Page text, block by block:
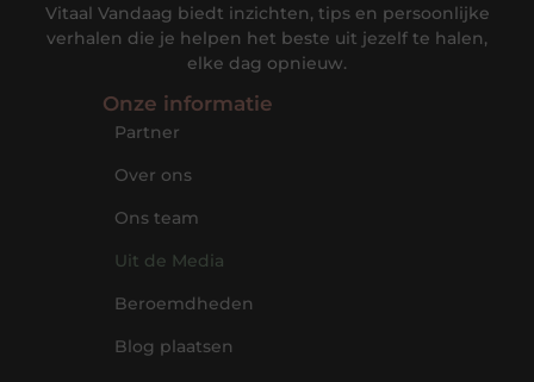
Vitaal Vandaag biedt inzichten, tips en persoonlijke
verhalen die je helpen het beste uit jezelf te halen,
elke dag opnieuw.
Onze informatie
Partner
Over ons
Ons team
Uit de Media
Beroemdheden
Blog plaatsen